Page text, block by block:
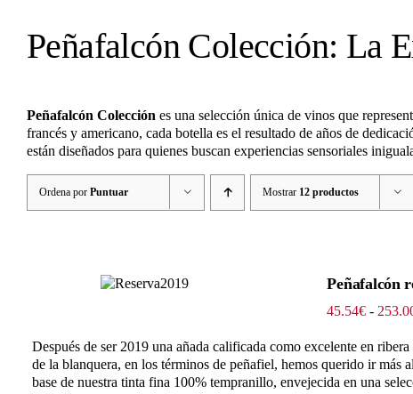
Peñafalcón Colección: La
Peñafalcón Colección es una selección única de vinos que
francés y americano, cada botella es el resultado de años de
están diseñados para quienes buscan experiencias sensoriales
Ordena por Puntuar Mostrar 12 productos
Peñafalcón
45.54€ -
Después de ser 2019 una añada calificada como excelente en
de la blanquera, en los términos de peñafiel, hemos querido ir más
base de nuestra tinta fina 100% tempranillo, envejecida en una